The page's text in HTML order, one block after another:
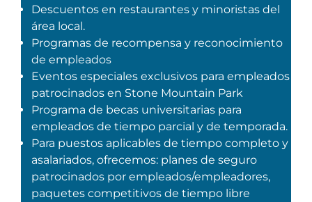
Festivales y eventos
Descuentos en restaurantes y minoristas del
área local.
Programas de recompensa y reconocimiento
de empleados
Eventos especiales exclusivos para empleados
patrocinados en Stone Mountain Park
Programa de becas universitarias para
empleados de tiempo parcial y de temporada.
Para puestos aplicables de tiempo completo y
asalariados, ofrecemos: planes de seguro
patrocinados por empleados/empleadores,
paquetes competitivos de tiempo libre